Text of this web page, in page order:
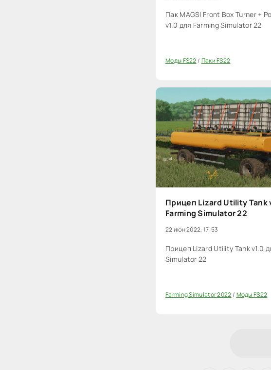
Пак MAGSI Front Box Turner +
v1.0 для Farming Simulator 22
Моды FS22/ Паки FS22
Прицеп Lizard Utility Tank
Farming Simulator 22
22 июн 2022, 17:53
Прицеп Lizard Utility Tank v1.0
Simulator 22
Farming Simulator 2022/ Моды FS22
0